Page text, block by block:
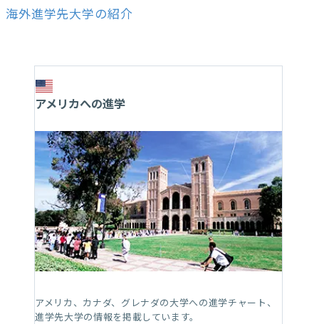
海外進学先大学の紹介
アメリカへの進学
アメリカ、カナダ、グレナダの大学への進学チャート、
進学先大学の情報を掲載しています。